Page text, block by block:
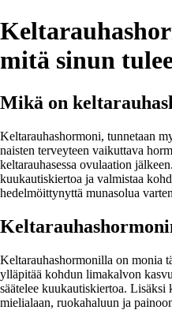
mitä sinun
Mikä on
Keltarauhashormoni, tunnetaan
naisten terveyteen vaikuttava
keltarauhasessa ovulaation
kuukautiskiertoa ja valmistaa
hedelmöittynyttä munasolua
Keltarauhashormonilla on monia
ylläpitää kohdun limakalvon
säätelee kuukautiskiertoa.
mielialaan, ruokahaluun ja